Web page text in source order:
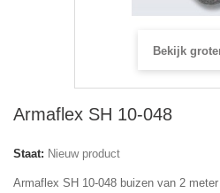
Bekijk
Armaflex SH 10-048
Staat: Nieuw product
Armaflex SH 10-048 buizen van 2